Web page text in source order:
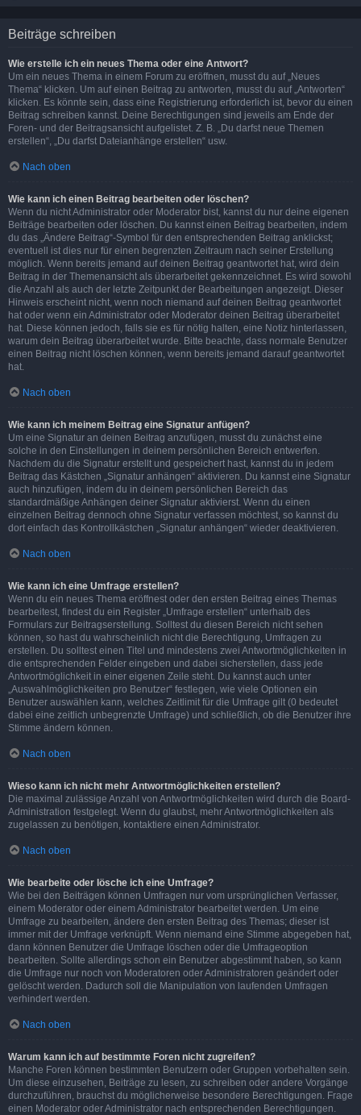
Beiträge schreiben
Wie erstelle ich ein neues Thema oder eine Antwort?
Um ein neues Thema in einem Forum zu eröffnen, musst du auf „Neues
Thema“ klicken. Um auf einen Beitrag zu antworten, musst du auf „Antworten“
klicken. Es könnte sein, dass eine Registrierung erforderlich ist, bevor du einen
Beitrag schreiben kannst. Deine Berechtigungen sind jeweils am Ende der
Foren- und der Beitragsansicht aufgelistet. Z. B. „Du darfst neue Themen
erstellen“, „Du darfst Dateianhänge erstellen“ usw.
Nach oben
Wie kann ich einen Beitrag bearbeiten oder löschen?
Wenn du nicht Administrator oder Moderator bist, kannst du nur deine eigenen
Beiträge bearbeiten oder löschen. Du kannst einen Beitrag bearbeiten, indem
du das „Ändere Beitrag“-Symbol für den entsprechenden Beitrag anklickst;
eventuell ist dies nur für einen begrenzten Zeitraum nach seiner Erstellung
möglich. Wenn bereits jemand auf deinen Beitrag geantwortet hat, wird dein
Beitrag in der Themenansicht als überarbeitet gekennzeichnet. Es wird sowohl
die Anzahl als auch der letzte Zeitpunkt der Bearbeitungen angezeigt. Dieser
Hinweis erscheint nicht, wenn noch niemand auf deinen Beitrag geantwortet
hat oder wenn ein Administrator oder Moderator deinen Beitrag überarbeitet
hat. Diese können jedoch, falls sie es für nötig halten, eine Notiz hinterlassen,
warum dein Beitrag überarbeitet wurde. Bitte beachte, dass normale Benutzer
einen Beitrag nicht löschen können, wenn bereits jemand darauf geantwortet
hat.
Nach oben
Wie kann ich meinem Beitrag eine Signatur anfügen?
Um eine Signatur an deinen Beitrag anzufügen, musst du zunächst eine
solche in den Einstellungen in deinem persönlichen Bereich entwerfen.
Nachdem du die Signatur erstellt und gespeichert hast, kannst du in jedem
Beitrag das Kästchen „Signatur anhängen“ aktivieren. Du kannst eine Signatur
auch hinzufügen, indem du in deinem persönlichen Bereich das
standardmäßige Anhängen deiner Signatur aktivierst. Wenn du einen
einzelnen Beitrag dennoch ohne Signatur verfassen möchtest, so kannst du
dort einfach das Kontrollkästchen „Signatur anhängen“ wieder deaktivieren.
Nach oben
Wie kann ich eine Umfrage erstellen?
Wenn du ein neues Thema eröffnest oder den ersten Beitrag eines Themas
bearbeitest, findest du ein Register „Umfrage erstellen“ unterhalb des
Formulars zur Beitragserstellung. Solltest du diesen Bereich nicht sehen
können, so hast du wahrscheinlich nicht die Berechtigung, Umfragen zu
erstellen. Du solltest einen Titel und mindestens zwei Antwortmöglichkeiten in
die entsprechenden Felder eingeben und dabei sicherstellen, dass jede
Antwortmöglichkeit in einer eigenen Zeile steht. Du kannst auch unter
„Auswahlmöglichkeiten pro Benutzer“ festlegen, wie viele Optionen ein
Benutzer auswählen kann, welches Zeitlimit für die Umfrage gilt (0 bedeutet
dabei eine zeitlich unbegrenzte Umfrage) und schließlich, ob die Benutzer ihre
Stimme ändern können.
Nach oben
Wieso kann ich nicht mehr Antwortmöglichkeiten erstellen?
Die maximal zulässige Anzahl von Antwortmöglichkeiten wird durch die Board-
Administration festgelegt. Wenn du glaubst, mehr Antwortmöglichkeiten als
zugelassen zu benötigen, kontaktiere einen Administrator.
Nach oben
Wie bearbeite oder lösche ich eine Umfrage?
Wie bei den Beiträgen können Umfragen nur vom ursprünglichen Verfasser,
einem Moderator oder einem Administrator bearbeitet werden. Um eine
Umfrage zu bearbeiten, ändere den ersten Beitrag des Themas; dieser ist
immer mit der Umfrage verknüpft. Wenn niemand eine Stimme abgegeben hat,
dann können Benutzer die Umfrage löschen oder die Umfrageoption
bearbeiten. Sollte allerdings schon ein Benutzer abgestimmt haben, so kann
die Umfrage nur noch von Moderatoren oder Administratoren geändert oder
gelöscht werden. Dadurch soll die Manipulation von laufenden Umfragen
verhindert werden.
Nach oben
Warum kann ich auf bestimmte Foren nicht zugreifen?
Manche Foren können bestimmten Benutzern oder Gruppen vorbehalten sein.
Um diese einzusehen, Beiträge zu lesen, zu schreiben oder andere Vorgänge
durchzuführen, brauchst du möglicherweise besondere Berechtigungen. Frage
einen Moderator oder Administrator nach entsprechenden Berechtigungen.